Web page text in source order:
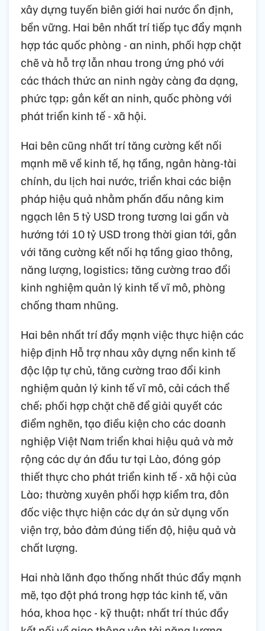
xây dựng tuyến biên giới hai nước ổn định,
bền vững. Hai bên nhất trí tiếp tục đẩy mạnh
hợp tác quốc phòng - an ninh, phối hợp chặt
chẽ và hỗ trợ lẫn nhau trong ứng phó với
các thách thức an ninh ngày càng đa dạng,
phức tạp; gắn kết an ninh, quốc phòng với
phát triển kinh tế - xã hội.
Hai bên cũng nhất trí tăng cường kết nối
mạnh mẽ về kinh tế, hạ tầng, ngân hàng-tài
chính, du lịch hai nước, triển khai các biện
pháp hiệu quả nhằm phấn đấu nâng kim
ngạch lên 5 tỷ USD trong tương lai gần và
hướng tới 10 tỷ USD trong thời gian tới, gắn
với tăng cường kết nối hạ tầng giao thông,
năng lượng, logistics; tăng cường trao đổi
kinh nghiệm quản lý kinh tế vĩ mô, phòng
chống tham nhũng.
Hai bên nhất trí đẩy mạnh việc thực hiện các
hiệp định Hỗ trợ nhau xây dựng nền kinh tế
độc lập tự chủ, tăng cường trao đổi kinh
nghiệm quản lý kinh tế vĩ mô, cải cách thể
chế; phối hợp chặt chẽ để giải quyết các
điểm nghẽn, tạo điều kiện cho các doanh
nghiệp Việt Nam triển khai hiệu quả và mở
rộng các dự án đầu tư tại Lào, đóng góp
thiết thực cho phát triển kinh tế - xã hội của
Lào; thường xuyên phối hợp kiểm tra, đôn
đốc việc thực hiện các dự án sử dụng vốn
viện trợ, bảo đảm đúng tiến độ, hiệu quả và
chất lượng.
Hai nhà lãnh đạo thống nhất thúc đẩy mạnh
mẽ, tạo đột phá trong hợp tác kinh tế, văn
hóa, khoa học - kỹ thuật; nhất trí thúc đẩy